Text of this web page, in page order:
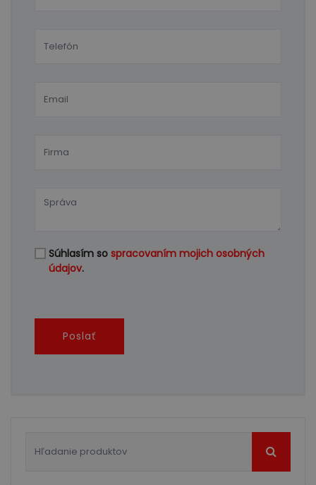
Súhlasím so spracovaním mojich osobných
údajov.
Poslať